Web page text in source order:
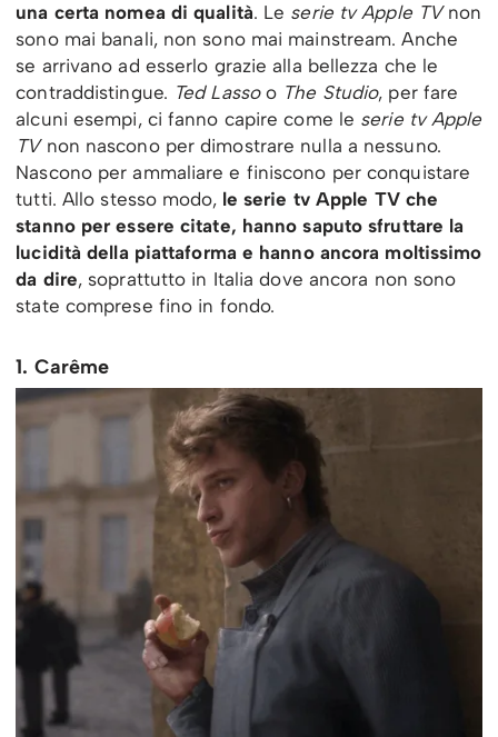
una certa nomea di qualità. Le serie tv Apple TVnon
sono mai banali, non sono mai mainstream. Anche
se arrivano ad esserlo grazie alla bellezza che le
contraddistingue. Ted Lassoo The Studio, per fare
alcuni esempi, ci fanno capire come le serie tv Apple
TVnon nascono per dimostrare nulla a nessuno.
Nascono per ammaliare e finiscono per conquistare
tutti. Allo stesso modo,le serie tv Apple TV che
stanno per essere citate, hanno saputo sfruttare la
lucidità della piattaforma e hanno ancora moltissimo
da dire, soprattutto in Italia dove ancora non sono
state comprese fino in fondo.
1. Carême